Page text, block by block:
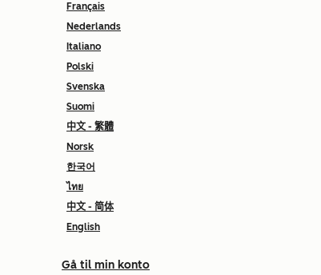
Français
Nederlands
Italiano
Polski
Svenska
Suomi
中文 - 繁體
Norsk
한국어
ไทย
中文 - 简体
English
Gå til min konto